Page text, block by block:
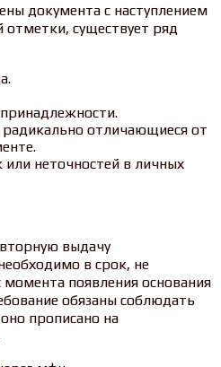
документа с наступлением
отметки, существует ряд
отличающиеся от
неточностей в личных
выдачу
в срок, не
появления основания
обязаны соблюдать
прописано на